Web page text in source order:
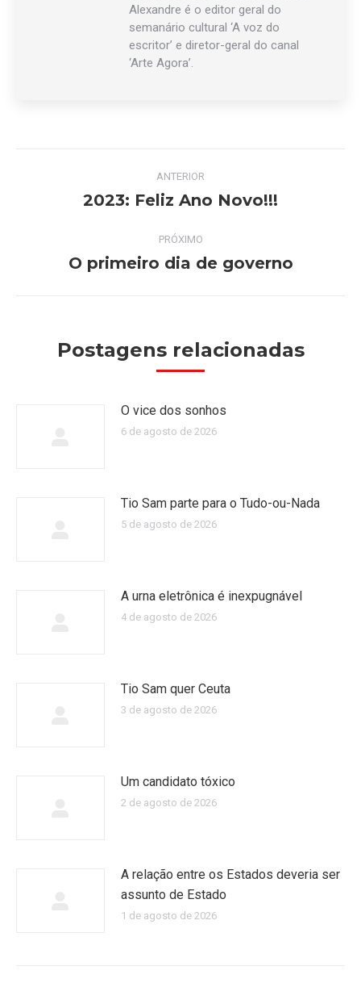
Alexandre é o editor geral do
semanário cultural ‘A voz do
escritor’ e diretor-geral do canal
‘Arte Agora’.
NavegaçãoANTERIOR
Post
2023: Feliz Ano Novo!!!
PRÓXIMO
Próximo
O primeiro dia de governo
Postagens relacionadas
O vice dos sonhos
6 de agosto de 2026
Tio Sam parte para o Tudo-ou-Nada
5 de agosto de 2026
A urna eletrônica é inexpugnável
4 de agosto de 2026
Tio Sam quer Ceuta
3 de agosto de 2026
Um candidato tóxico
2 de agosto de 2026
A relação entre os Estados deveria ser
assunto de Estado
1 de agosto de 2026